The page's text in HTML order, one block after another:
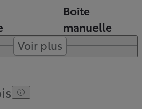
Boîte
manuelle
Voir plus